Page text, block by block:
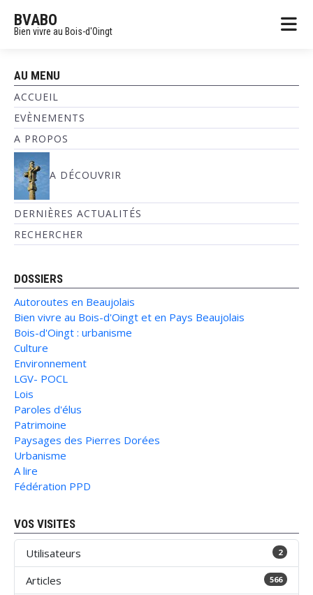
BVABO
Bien vivre au Bois-d'Oingt
AU MENU
ACCUEIL
EVÈNEMENTS
A PROPOS
A DÉCOUVRIR
DERNIÈRES ACTUALITÉS
RECHERCHER
DOSSIERS
Autoroutes en Beaujolais
Bien vivre au Bois-d'Oingt et en Pays Beaujolais
Bois-d'Oingt : urbanisme
Culture
Environnement
LGV- POCL
Lois
Paroles d'élus
Patrimoine
Paysages des Pierres Dorées
Urbanisme
A lire
Fédération PPD
VOS VISITES
Utilisateurs 2
Articles 566